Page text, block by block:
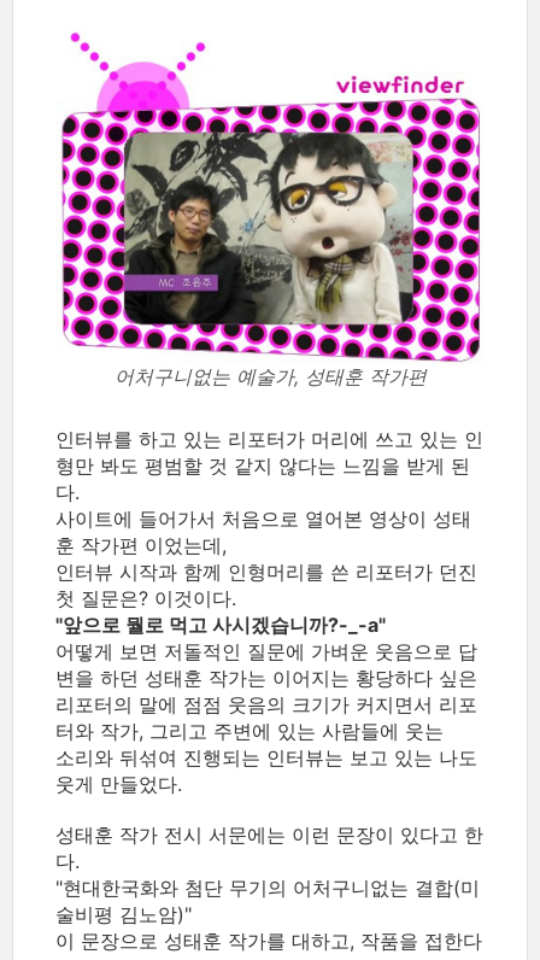
어처구니없는 예술가, 성태훈 작가편
인터뷰를 하고 있는 리포터가 머리에 쓰고 있는 인
형만 봐도 평범할 것 같지 않다는 느낌을 받게 된
다.
사이트에 들어가서 처음으로 열어본 영상이 성태
훈 작가편 이었는데,
인터뷰 시작과 함께 인형머리를 쓴 리포터가 던진
첫 질문은? 이것이다.
"앞으로 뭘로 먹고 사시겠습니까?-_-a"
어떻게 보면 저돌적인 질문에 가벼운 웃음으로 답
변을 하던 성태훈 작가는 이어지는 황당하다 싶은
리포터의 말에 점점 웃음의 크기가 커지면서 리포
터와 작가, 그리고 주변에 있는 사람들에 웃는
소리와 뒤섞여 진행되는 인터뷰는 보고 있는 나도
웃게 만들었다.
성태훈 작가 전시 서문에는 이런 문장이 있다고 한
다.
"현대한국화와 첨단 무기의 어처구니없는 결합(미
술비평 김노암)"
이 문장으로 성태훈 작가를 대하고, 작품을 접한다